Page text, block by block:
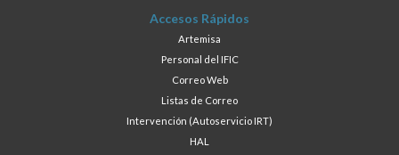
Accesos Rápidos
Artemisa
Personal del IFIC
Correo Web
Listas de Correo
Intervención (Autoservicio IRT)
HAL